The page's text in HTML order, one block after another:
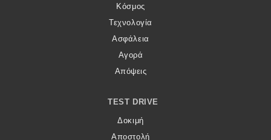
Κόσμος
Τεχνολογία
Ασφάλεια
Αγορά
Απόψεις
TEST DRIVE
Δοκιμή
Αποστολή